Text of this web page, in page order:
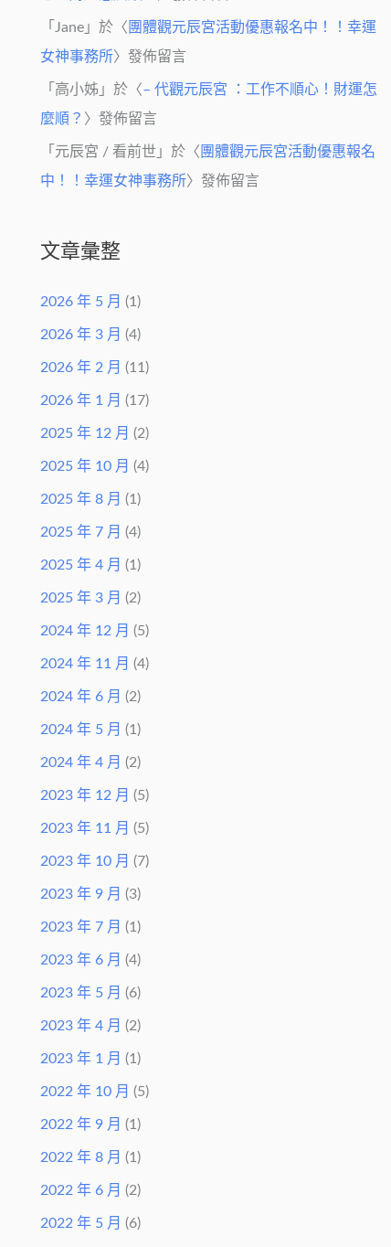
「 Jane 」於〈 團體觀元辰宮活動優惠報名中！！幸運
女神事務所〉發佈留言
「 高小姊 」於〈– 代觀元辰宮 ：工作不順心！財運怎
麼順？ 〉發佈留言
「 元辰宮 / 看前世 」於〈 團體觀元辰宮活動優惠報名
中！！幸運女神事務所〉發佈留言
文章彙整
2026 年 5 月 (1)
2026 年 3 月 (4)
2026 年 2 月 (11)
2026 年 1 月 (17)
2025 年 12 月 (2)
2025 年 10 月 (4)
2025 年 8 月 (1)
2025 年 7 月 (4)
2025 年 4 月 (1)
2025 年 3 月 (2)
2024 年 12 月 (5)
2024 年 11 月 (4)
2024 年 6 月 (2)
2024 年 5 月 (1)
2024 年 4 月 (2)
2023 年 12 月 (5)
2023 年 11 月 (5)
2023 年 10 月 (7)
2023 年 9 月 (3)
2023 年 7 月 (1)
2023 年 6 月 (4)
2023 年 5 月 (6)
2023 年 4 月 (2)
2023 年 1 月 (1)
2022 年 10 月 (5)
2022 年 9 月 (1)
2022 年 8 月 (1)
2022 年 6 月 (2)
2022 年 5 月 (6)